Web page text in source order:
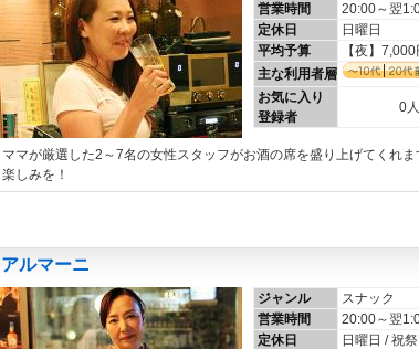
営業時間
20:00～翌
定休日
日曜日
平均予算
【夜】7,000
主な利用者層
お気に入り
登録者
0人
ママが厳選した2～7名の女性スタッフがお酒の席を盛り上げてくれ
楽しみを！
アルマーニ
ジャンル スナック
営業時間
20:00～翌
定休日
日曜日 / 祝祭